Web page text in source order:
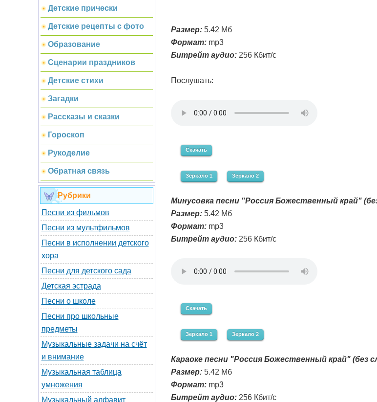
Детские прически
Детские рецепты с фото
Образование
Сценарии праздников
Детские стихи
Загадки
Рассказы и сказки
Гороскоп
Рукоделие
Обратная связь
Рубрики
Песни из фильмов
Песни из мультфильмов
Песни в исполнении детского
хора
Песни для детского сада
Детская эстрада
Песни о школе
Песни про школьные
предметы
Музыкальные задачи на счёт
и внимание
Музыкальная таблица
умножения
Музыкальный алфавит
Размер:5.42 Мб
Формат:mp3
Битрейт аудио:256 Кбит/с
Послушать:
Скачать
Зеркало 1 Зеркало 2
Минусовка песни "Россия Божественный край"
Размер:5.42 Мб
Формат:mp3
Битрейт аудио:256 Кбит/с
Скачать
Зеркало 1 Зеркало 2
Караоке песни "Россия Божественный край" (без
Размер:5.42 Мб
Формат:mp3
Битрейт аудио:256 Кбит/с